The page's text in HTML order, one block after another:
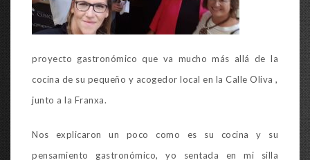
proyecto gastronómico que va mucho más allá de la
cocina de su pequeño y acogedor local en la Calle Oliva ,
junto a la Franxa.
Nos explicaron un poco como es su cocina y su
pensamiento gastronómico, yo sentada en mi silla